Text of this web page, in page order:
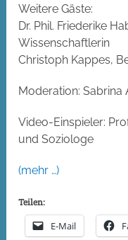
Weitere Gäste:
Dr. Phil. Friederike
Wissenschaftlerin
Christoph Kappes,
Moderation: Sabrina
Video-Einspieler:
und Soziologe
(mehr …)
Teilen:
E-Mail